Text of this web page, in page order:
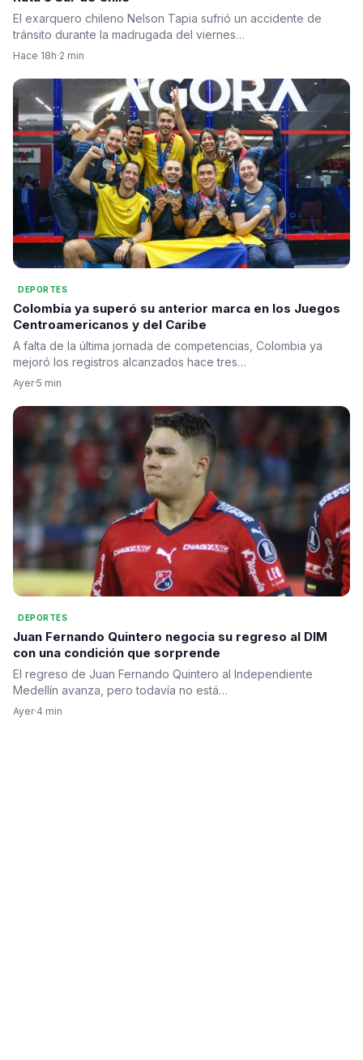
El exarquero chileno Nelson Tapia sufrió un accidente de
tránsito durante la madrugada del viernes…
Hace 18h·2 min
DEPORTES
Colombia ya superó su anterior marca en los Juegos
Centroamericanos y del Caribe
A falta de la última jornada de competencias, Colombia ya
mejoró los registros alcanzados hace tres…
Ayer·5 min
DEPORTES
Juan Fernando Quintero negocia su regreso al DIM
con una condición que sorprende
El regreso de Juan Fernando Quintero al Independiente
Medellín avanza, pero todavía no está…
Ayer·4 min